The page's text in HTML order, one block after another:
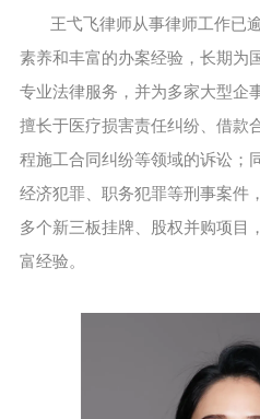
王弋飞律师从事律师工作已
素养和丰富的办案经验，长期为
专业法律服务，并为多家大型企
擅长于医疗损害责任纠纷、借款
程施工合同纠纷等领域的诉讼；
经济犯罪、职务犯罪等刑事案件
多个新三板挂牌、股权并购项目
富经验。